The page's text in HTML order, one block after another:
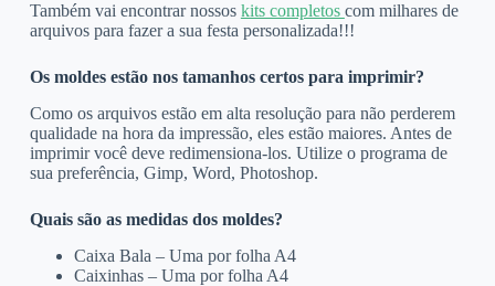
Também vai encontrar nossos kits completos com milhares de
arquivos para fazer a sua festa personalizada!!!
Os moldes estão nos tamanhos certos para imprimir?
Como os arquivos estão em alta resolução para não perderem
qualidade na hora da impressão, eles estão maiores. Antes de
imprimir você deve redimensiona-los. Utilize o programa de
sua preferência, Gimp, Word, Photoshop.
Quais são as medidas dos moldes?
Caixa Bala – Uma por folha A4
Caixinhas – Uma por folha A4